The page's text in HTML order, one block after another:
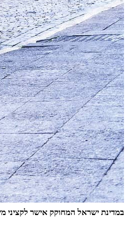
במדינת ישראל המחוקק אישר לקציני